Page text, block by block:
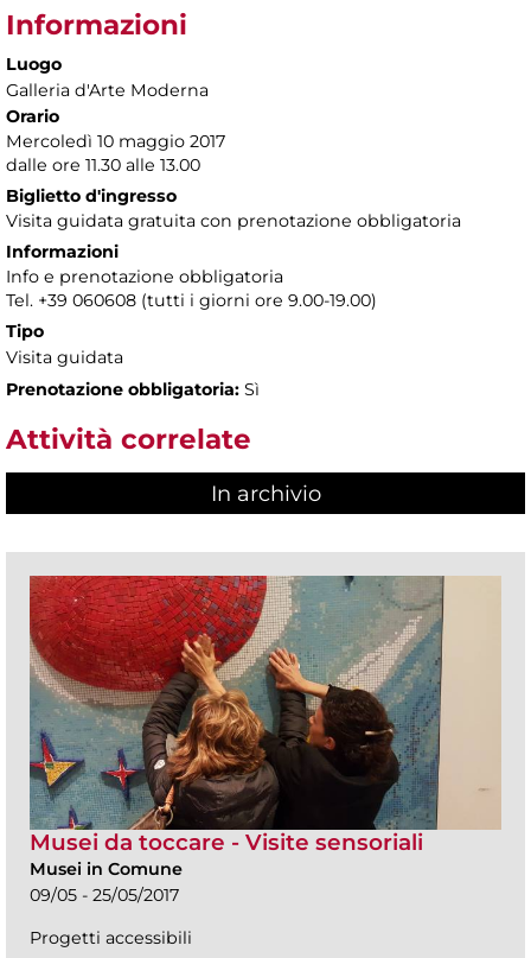
Informazioni
Luogo
Galleria d'Arte Moderna
Orario
Mercoledì 10 maggio 2017
dalle ore 11.30 alle 13.00
Biglietto d'ingresso
Visita guidata gratuita con prenotazione obbligatoria
Informazioni
Info e prenotazione obbligatoria
Tel. +39 060608 (tutti i giorni ore 9.00-19.00)
Tipo
Visita guidata
Prenotazione obbligatoria: Sì
Attività correlate
In archivio
Musei da toccare - Visite sensoriali
Musei in Comune
09/05 - 25/05/2017
Progetti accessibili